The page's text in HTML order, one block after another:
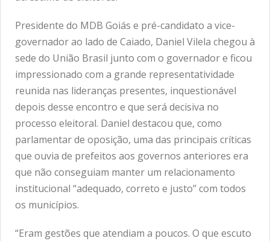
Presidente do MDB Goiás e pré-candidato a vice-
governador ao lado de Caiado, Daniel Vilela chegou à
sede do União Brasil junto com o governador e ficou
impressionado com a grande representatividade
reunida nas lideranças presentes, inquestionável
depois desse encontro e que será decisiva no
processo eleitoral. Daniel destacou que, como
parlamentar de oposição, uma das principais críticas
que ouvia de prefeitos aos governos anteriores era
que não conseguiam manter um relacionamento
institucional “adequado, correto e justo” com todos
os municípios.
“Eram gestões que atendiam a poucos. O que escuto